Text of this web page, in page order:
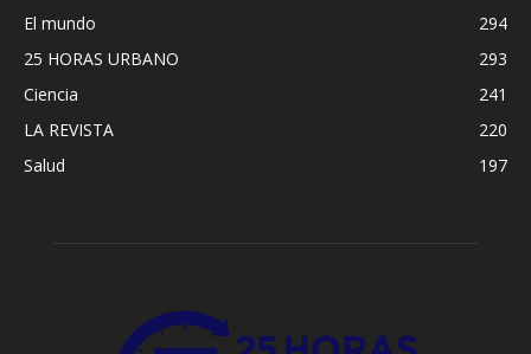
El mundo
294
25 HORAS URBANO
293
Ciencia
241
LA REVISTA
220
Salud
197